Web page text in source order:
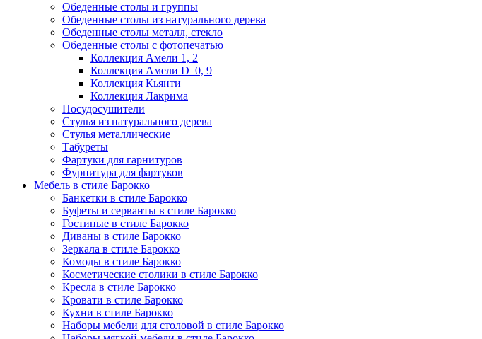
Обеденные столы и группы
Обеденные столы из натурального дерева
Обеденные столы металл, стекло
Обеденные столы с фотопечатью
Коллекция Амели 1, 2
Коллекция Амели D_0, 9
Коллекция Кьянти
Коллекция Лакрима
Посудосушители
Стулья из натурального дерева
Стулья металлические
Табуреты
Фартуки для гарнитуров
Фурнитура для фартуков
Мебель в стиле Барокко
Банкетки в стиле Барокко
Буфеты и серванты в стиле Барокко
Гостиные в стиле Барокко
Диваны в стиле Барокко
Зеркала в стиле Барокко
Комоды в стиле Барокко
Косметические столики в стиле Барокко
Кресла в стиле Барокко
Кровати в стиле Барокко
Кухни в стиле Барокко
Наборы мебели для столовой в стиле Барокко